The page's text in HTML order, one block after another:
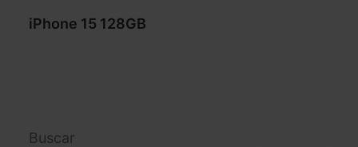
iPhone 15 128GB
Buscar